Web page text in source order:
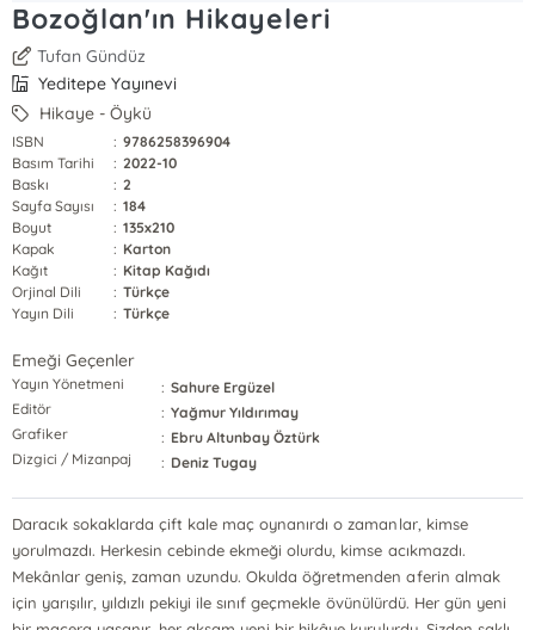
Bozoğlan'ın Hikayeleri
Tufan Gündüz
Yeditepe Yayınevi
Hikaye - Öykü
ISBN : 9786258396904
Basım Tarihi
: 2022-10
Baskı
: 2
Sayfa Sayısı
: 184
Boyut
: 135x210
Kapak
: Karton
Kağıt
: Kitap Kağıdı
Orjinal Dili
: Türkçe
Yayın Dili
: Türkçe
Emeği Geçenler
Yayın Yönetmeni : Sahure Ergüzel
Editör
: Yağmur Yıldırımay
Grafiker
: Ebru Altunbay Öztürk
Dizgici / Mizanpaj
: Deniz Tugay
Daracık sokaklarda çift kale maç oynanırdı o zamanlar, kimse
yorulmazdı. Herkesin cebinde ekmeği olurdu, kimse acıkmazdı.
Mekânlar geniş, zaman uzundu. Okulda öğretmenden aferin almak
için yarışılır, yıldızlı pekiyi ile sınıf geçmekle övünülürdü. Her gün yeni